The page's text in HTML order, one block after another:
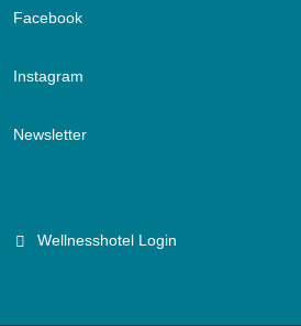
Facebook
Instagram
Newsletter
Wellnesshotel Login